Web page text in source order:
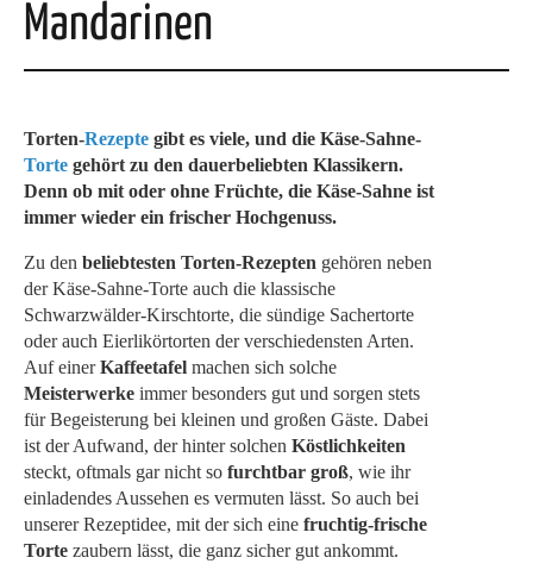
Mandarinen
Torten-Rezepte gibt es viele, und die Käse-Sahne-
Torte gehört zu den dauerbeliebten Klassikern.
Denn ob mit oder ohne Früchte, die Käse-Sahne ist
immer wieder ein frischer Hochgenuss.
Zu den beliebtesten Torten-Rezepten gehören neben
der Käse-Sahne-Torte auch die klassische
Schwarzwälder-Kirschtorte, die sündige Sachertorte
oder auch Eierlikörtorten der verschiedensten Arten.
Auf einerKaffeetafel machen sich solche
Meisterwerke immer besonders gut und sorgen stets
für Begeisterung bei kleinen und großen Gäste. Dabei
ist der Aufwand, der hinter solchen Köstlichkeiten
steckt, oftmals gar nicht so furchtbar groß, wie ihr
einladendes Aussehen es vermuten lässt. So auch bei
unserer Rezeptidee, mit der sich eine fruchtig-frische
Torte zaubern lässt, die ganz sicher gut ankommt.